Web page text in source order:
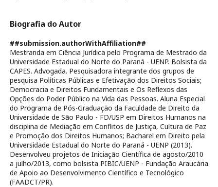
Biografia do Autor
##submission.authorWithAffiliation##
Mestranda em Ciência Jurídica pelo Programa de Mestrado da
Universidade Estadual do Norte do Paraná - UENP. Bolsista da
CAPES. Advogada. Pesquisadora integrante dos grupos de
pesquisa Políticas Públicas e Efetivação dos Direitos Sociais;
Democracia e Direitos Fundamentais e Os Reflexos das
Opções do Poder Público na Vida das Pessoas. Aluna Especial
do Programa de Pós-Graduação da Faculdade de Direito da
Universidade de São Paulo - FD/USP em Direitos Humanos na
disciplina de Mediação em Conflitos de Justiça, Cultura de Paz
e Promoção dos Direitos Humanos; Bacharel em Direito pela
Universidade Estadual do Norte do Paraná - UENP (2013).
Desenvolveu projetos de Iniciação Científica de agosto/2010
a julho/2013, como bolsista PIBIC/UENP - Fundação Araucária
de Apoio ao Desenvolvimento Científico e Tecnológico
(FAADCT/PR).